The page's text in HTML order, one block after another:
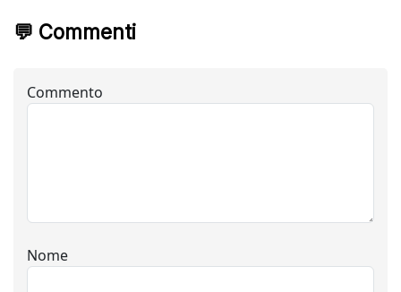
💬 Commenti